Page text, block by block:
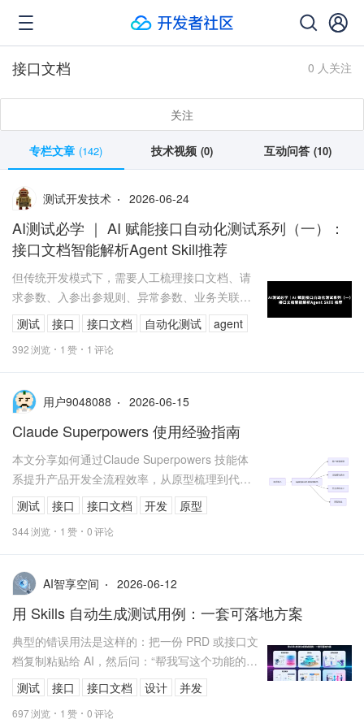
0 人关注
接口文档
关注
专栏文章 (142) 技术视频 (0) 互动问答 (10)
测试开发技术 2026-06-24
AI测试必学 ｜ AI 赋能接口自动化测试系列（一）：
接口文档智能解析Agent Skill推荐
但传统开发模式下，需要人工梳理接口文档、请
求参数、入参出参规则、异常参数、业务关联关
系，构造测试数据、编写脚本、后续维护迭代，
过程繁琐且重复性极强，每一步都是体...
测试 接口 接口文档 自动化测试 agent
392浏览 1 赞 1 评论
用户9048088 2026-06-15
Claude Superpowers 使用经验指南
本文分享如何通过Claude Superpowers 技能体
系提升产品开发全流程效率，从原型梳理到代码
评审实现完整闭环。
测试 接口 接口文档 开发 原型
344浏览 1 赞 0评论
AI智享空间 2026-06-12
用 Skills 自动生成测试用例：一套可落地方案
典型的错误用法是这样的：把一份 PRD 或接口文
档复制粘贴给 AI，然后问：“帮我写这个功能的测
试用例。”
测试 接口 接口文档 设计 并发
697浏览 1 赞 0评论